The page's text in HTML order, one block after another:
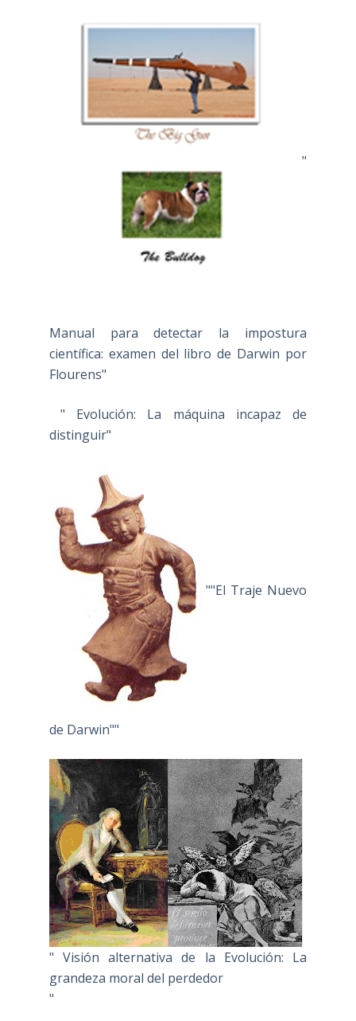
"
Manual para detectar la impostura
científica: examen del libro de Darwin por
Flourens"
" Evolución: La máquina incapaz de
distinguir"
""El Traje Nuevo
de Darwin""
" Visión alternativa de la Evolución: La
grandeza moral del perdedor
"